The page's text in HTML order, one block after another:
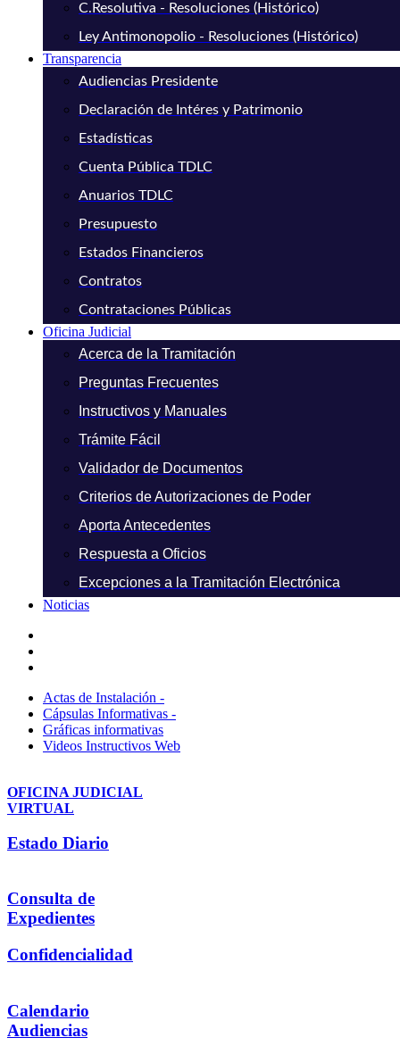
C.Resolutiva - Resoluciones (Histórico)
Ley Antimonopolio - Resoluciones (Histórico)
Transparencia
Audiencias Presidente
Declaración de Intéres y Patrimonio
Estadísticas
Cuenta Pública TDLC
Anuarios TDLC
Presupuesto
Estados Financieros
Contratos
Contrataciones Públicas
Oficina Judicial
Acerca de la Tramitación
Preguntas Frecuentes
Instructivos y Manuales
Trámite Fácil
Validador de Documentos
Criterios de Autorizaciones de Poder
Aporta Antecedentes
Respuesta a Oficios
Excepciones a la Tramitación Electrónica
Noticias
Actas de Instalación -
Cápsulas Informativas -
Gráficas informativas
Videos Instructivos Web
OFICINA JUDICIAL
VIRTUAL
Estado Diario
Consulta de
Expedientes
Confidencialidad
Calendario
Audiencias